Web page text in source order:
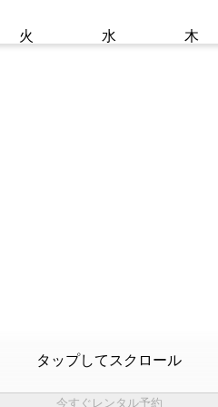
火 水 木
タップしてスクロール
今すぐレンタル予約